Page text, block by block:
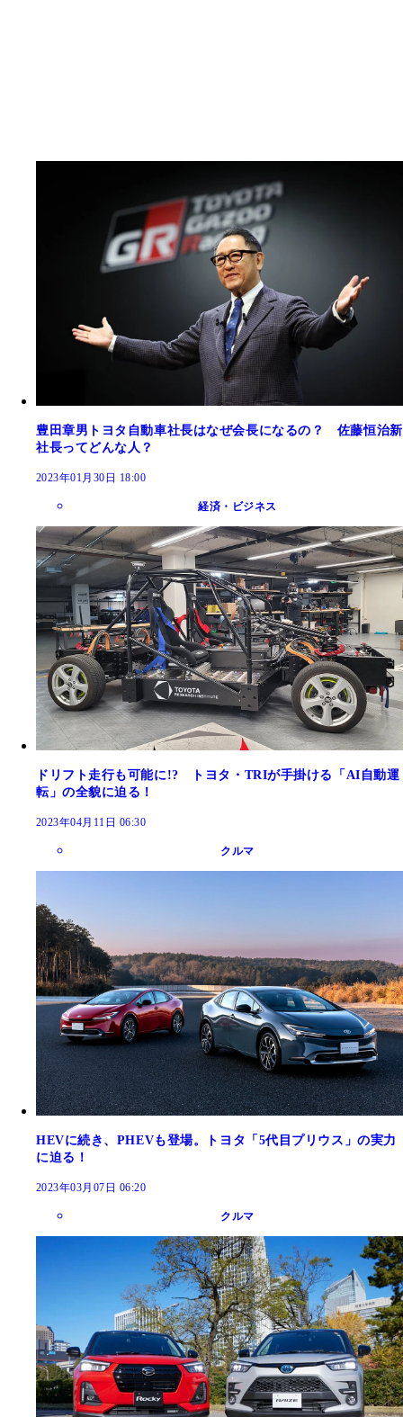
豊田章男トヨタ自動車社長はなぜ会長になるの？ 佐藤恒治新
社長ってどんな人？
2023年01月30日 18:00
経済・ビジネス
ドリフト走行も可能に!? トヨタ・TRIが手掛ける「AI自動運
転」の全貌に迫る！
2023年04月11日 06:30
クルマ
HEVに続き、PHEVも登場。トヨタ「5代目プリウス」の実力
に迫る！
2023年03月07日 06:20
クルマ